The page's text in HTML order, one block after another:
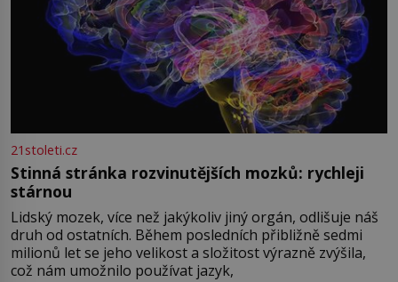
21stoleti.cz
Stinná stránka rozvinutějších mozků: rychleji
stárnou
Lidský mozek, více než jakýkoliv jiný orgán, odlišuje náš
druh od ostatních. Během posledních přibližně sedmi
milionů let se jeho velikost a složitost výrazně zvýšila,
což nám umožnilo používat jazyk,